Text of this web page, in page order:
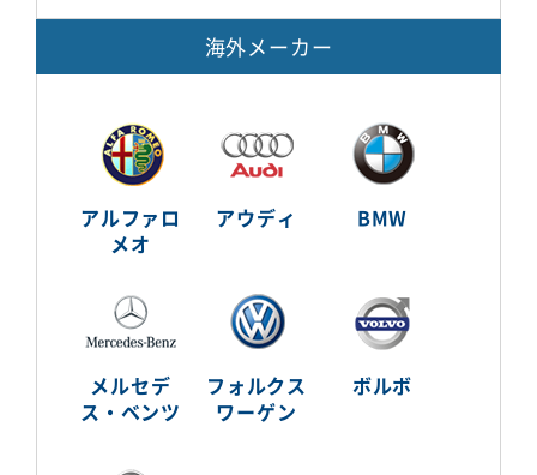
海外メーカー
アルファロ
メオ
アウディ BMW
メルセデ
ス・ベンツ
フォルクス
ワーゲン
ボルボ